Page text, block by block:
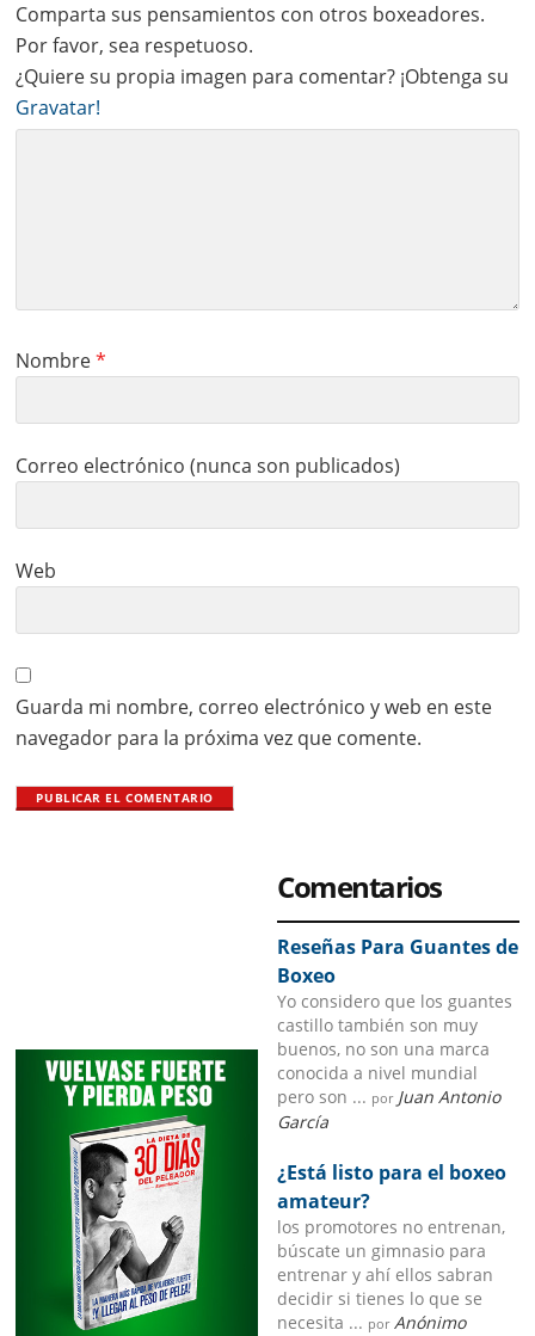
Comparta sus pensamientos con otros boxeadores.
Por favor, sea respetuoso.
¿Quiere su propia imagen para comentar? ¡Obtenga su
Gravatar!
Nombre*
Correo electrónico (nunca son publicados)
Web
Guarda mi nombre, correo electrónico y web en este
navegador para la próxima vez que comente.
Comentarios
Reseñas Para Guantes de
Boxeo
Yo considero que los guantes
castillo también son muy
buenos, no son una marca
conocida a nivel mundial
pero son ... por Juan Antonio
García
¿Está listo para el boxeo
amateur?
los promotores no entrenan,
búscate un gimnasio para
entrenar y ahí ellos sabran
decidir si tienes lo que se
necesita ... por Anónimo